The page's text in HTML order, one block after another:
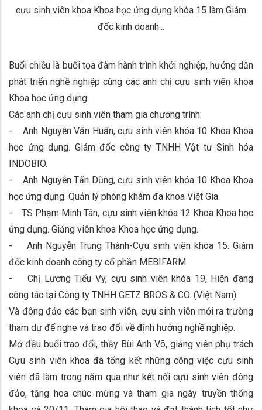
cựu sinh viên khoa Khoa học ứng dụng khóa 15 làm Giám
đốc kinh doanh...
Buổi chiều là buổi tọa đàm hành trình khởi nghiệp, hướng dẫn
phát triển nghề nghiệp cùng các anh chị cựu sinh viên khoa
Khoa học ứng dụng.
Các anh chị cựu sinh viên tham gia chương trình:
- Anh Nguyễn Văn Huẩn, cựu sinh viên khóa 10 Khoa Khoa
học ứng dụng. Giám đốc công ty TNHH Vật tư Sinh hóa
INDOBIO.
- Anh Nguyễn Tấn Dũng, cựu sinh viên khóa 10 Khoa Khoa
học ứng dụng. Quản lý phòng khám đa khoa Việt Gia.
- TS Phạm Minh Tân, cựu sinh viên khóa 12 Khoa Khoa học
ứng dụng. Giảng viên khoa Khoa học ứng dụng.
- Anh Nguyễn Trung Thành-Cựu sinh viên khóa 15. Giám
đốc kinh doanh công ty cổ phần MEBIFARM.
- Chị Lương Tiểu Vy, cựu sinh viên khóa 19, Hiện đang
công tác tại Công ty TNHH GETZ BROS & CO. (Việt Nam).
Và đông đảo các bạn sinh viên, cựu sinh viên mới ra trường
tham dự để nghe và trao đổi về định hướng nghề nghiệp.
Mở đầu buổi trao đổi, thầy Bùi Anh Võ, giảng viên phụ trách
Cựu sinh viên khoa đã tổng kết những công việc cựu sinh
viên đã làm trong năm qua như kết nối cựu sinh viên đông
đảo, tặng hoa chúc mừng và tham gia ngày truyền thống